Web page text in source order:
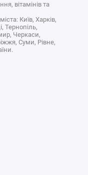
вітамінів та
Київ, Харків,
Тернопіль,
Черкаси,
Суми, Рівне,